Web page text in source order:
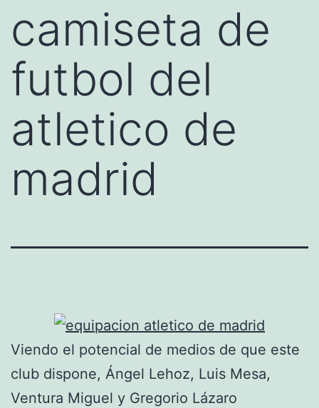
camiseta de
futbol del
atletico de
madrid
Viendo el potencial de medios de que este
club dispone, Ángel Lehoz, Luis Mesa,
Ventura Miguel y Gregorio Lázaro